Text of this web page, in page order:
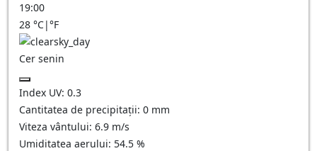
19:00
28 °C|°F
Cer senin
Index UV: 0.3
Cantitatea de precipitații: 0 mm
Viteza vântului: 6.9 m/s
Umiditatea aerului: 54.5 %